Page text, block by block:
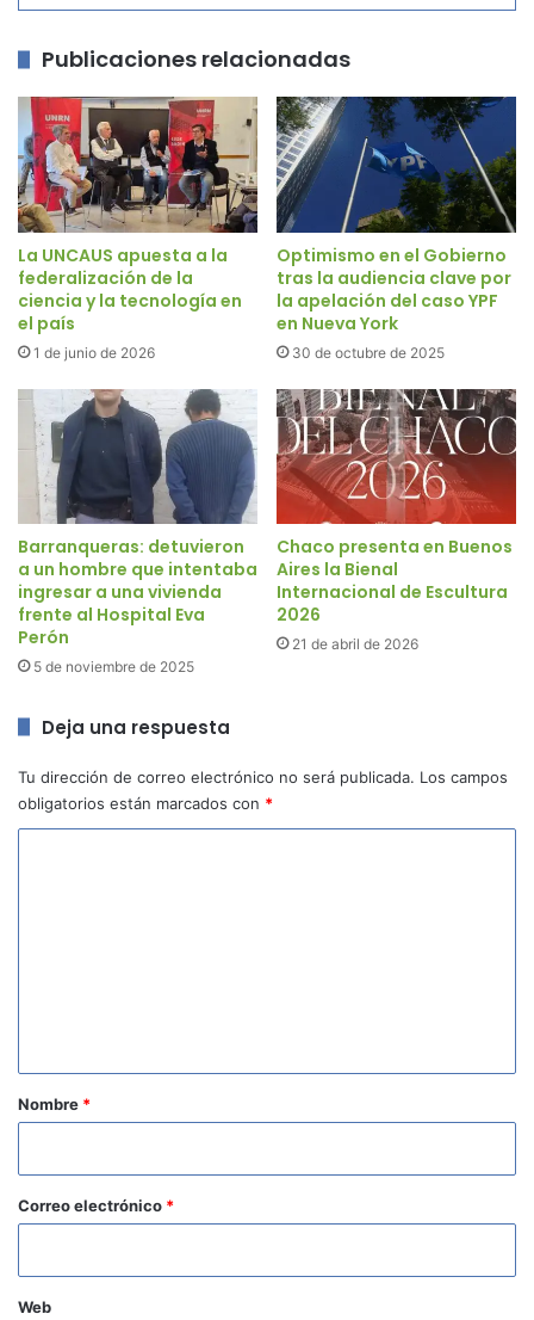
Publicaciones relacionadas
La UNCAUS apuesta a la
federalización de la
ciencia y la tecnología en
el país
1 de junio de 2026
Optimismo en el Gobierno
tras la audiencia clave por
la apelación del caso YPF
en Nueva York
30 de octubre de 2025
Barranqueras: detuvieron
a un hombre que intentaba
ingresar a una vivienda
frente al Hospital Eva
Perón
5 de noviembre de 2025
Chaco presenta en Buenos
Aires la Bienal
Internacional de Escultura
2026
21 de abril de 2026
Deja una respuesta
Tu dirección de correo electrónico no será publicada. Los campos
obligatorios están marcados con *
r
*
Nombre *
Correo electrónico *
Web